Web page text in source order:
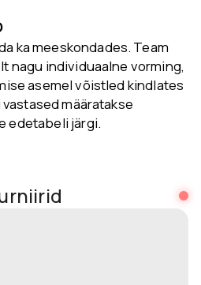
ka meeskondades. Team
nagu individuaalne vorming,
asemel võistled kindlates
määratakse
edetabeli järgi.